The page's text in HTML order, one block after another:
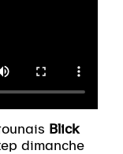
Blick
dimanche